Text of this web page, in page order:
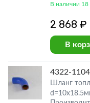
В наличии 18
2 868 ₽
В
4322-
Шланг